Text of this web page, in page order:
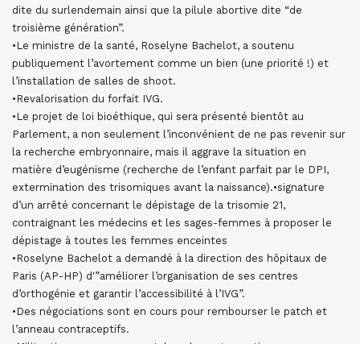
dite du surlendemain ainsi que la pilule abortive dite “de
troisième génération”.
•Le ministre de la santé, Roselyne Bachelot, a soutenu
publiquement l’avortement comme un bien (une priorité !) et
l’installation de salles de shoot.
•Revalorisation du forfait IVG.
•Le projet de loi bioéthique, qui sera présenté bientôt au
Parlement, a non seulement l’inconvénient de ne pas revenir sur
la recherche embryonnaire, mais il aggrave la situation en
matière d’eugénisme (recherche de l’enfant parfait par le DPI,
extermination des trisomiques avant la naissance).•signature
d’un arrêté concernant le dépistage de la trisomie 21,
contraignant les médecins et les sages-femmes à proposer le
dépistage à toutes les femmes enceintes
•Roselyne Bachelot a demandé à la direction des hôpitaux de
Paris (AP-HP) d'”améliorer l’organisation de ses centres
d’orthogénie et garantir l’accessibilité à l’IVG”.
•Des négociations sont en cours pour rembourser le patch et
l’anneau contraceptifs.